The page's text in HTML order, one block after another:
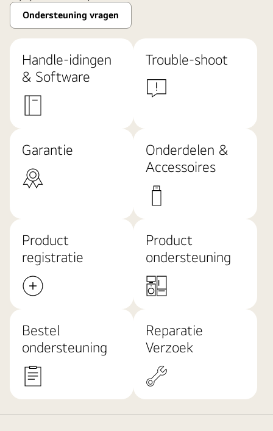
Ondersteuning vragen
Handle-idingen
& Software
Trouble-shoot
Garantie
Onderdelen &
Accessoires
Product
registratie
Product
ondersteuning
Bestel
ondersteuning
Reparatie
Verzoek